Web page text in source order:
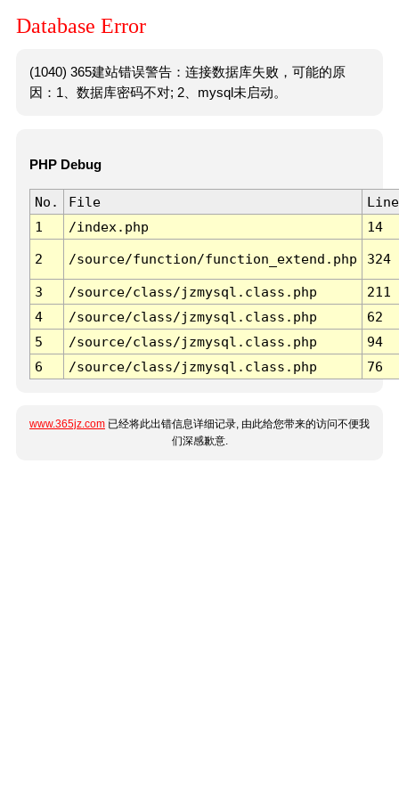
Database Error
(1040) 365建站错误警告：连接数据库失败，可能的原
因：1、数据库密码不对; 2、mysql未启动。
PHP Debug
No. File
Line
1
/index.php 14
2 /source/function/function_extend.php 324
3 /source/class/jzmysql.class.php
211
4
/source/class/jzmysql.class.php
62
5
/source/class/jzmysql.class.php
94
6
/source/class/jzmysql.class.php 76
www.365jz.com 已经将此出错信息详细记录, 由此给您带来的访问不便我
们深感歉意.